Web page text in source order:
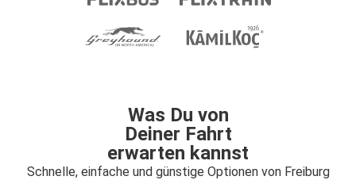
Was Du von
Deiner Fahrt
erwarten kannst
Schnelle, einfache und günstige Optionen von Freiburg